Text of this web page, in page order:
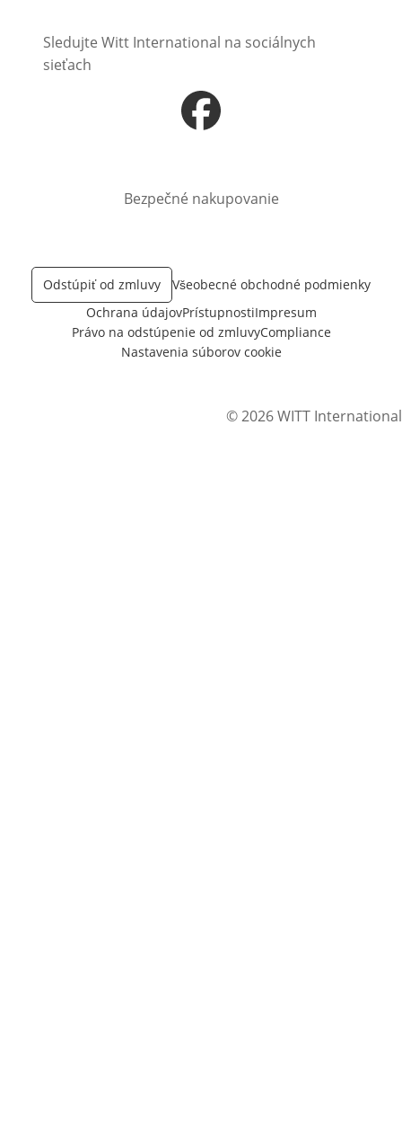
Sledujte Witt International na sociálnych
sieťach
Otvorí sa vnovom okne
Bezpečné nakupovanie
Odstúpiť od zmluvy
Všeobecné obchodné podmienky
Ochrana údajovPrístupnostiImpresum
Právo na odstúpenie od zmluvyCompliance
Nastavenia súborov cookie
© 2026 WITT International